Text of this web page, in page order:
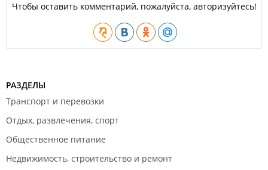
Чтобы оставить комментарий, пожалуйста, авторизуйтесь!
РАЗДЕЛЫ
Транспорт и перевозки
Отдых, развлечения, спорт
Общественное питание
Недвижимость, строительство и ремонт